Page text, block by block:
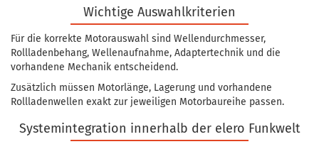
Wichtige Auswahlkriterien
Für die korrekte Motorauswahl sind Wellendurchmesser,
Rollladenbehang, Wellenaufnahme, Adaptertechnik und die
vorhandene Mechanik entscheidend.
Zusätzlich müssen Motorlänge, Lagerung und vorhandene
Rollladenwellen exakt zur jeweiligen Motorbaureihe passen.
Systemintegration innerhalb der elero Funkwelt